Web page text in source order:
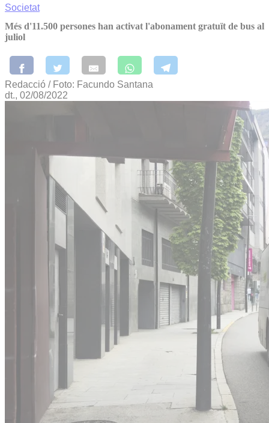
Societat
Més d'11.500 persones han activat l'abonament gratuït de bus al
juliol
Redacció / Foto: Facundo Santana
dt., 02/08/2022